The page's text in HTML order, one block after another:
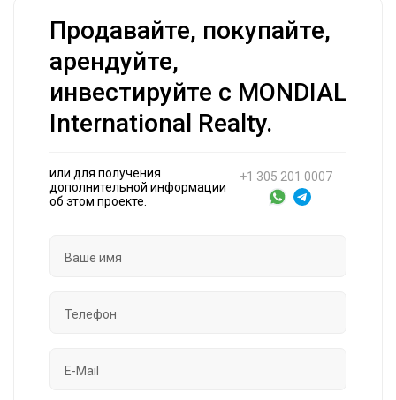
Продавайте, покупайте,
арендуйте,
инвестируйте с MONDIAL
International Realty.
или для получения
дополнительной информации
об этом проекте.
+1 305 201 0007